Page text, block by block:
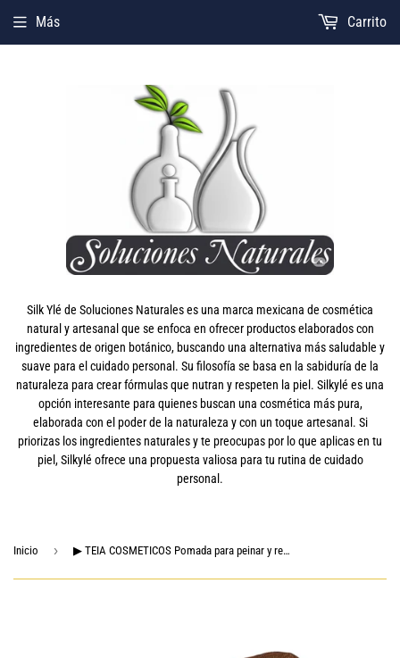
Silk Ylé de Soluciones Naturales es una marca mexicana de cosmética
natural y artesanal que se enfoca en ofrecer productos elaborados con
ingredientes de origen botánico, buscando una alternativa más saludable y
suave para el cuidado personal. Su filosofía se basa en la sabiduría de la
naturaleza para crear fórmulas que nutran y respeten la piel. Silkylé es una
opción interesante para quienes buscan una cosmética más pura,
elaborada con el poder de la naturaleza y con un toque artesanal. Si
priorizas los ingredientes naturales y te preocupas por lo que aplicas en tu
piel, Silkylé ofrece una propuesta valiosa para tu rutina de cuidado
personal.
Más Carrito
Inicio › ▶ TEIA COSMETICOS Pomada para peinar y rellenar cejas de ingredientes naturales (tono café obscuro)